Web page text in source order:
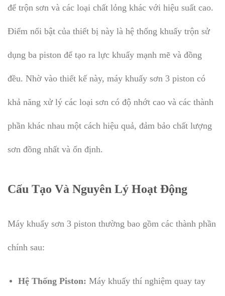
để trộn sơn và các loại chất lỏng khác với hiệu suất cao.
Điểm nổi bật của thiết bị này là hệ thống khuấy trộn sử
dụng ba piston để tạo ra lực khuấy mạnh mẽ và đồng
đều. Nhờ vào thiết kế này, máy khuấy sơn 3 piston có
khả năng xử lý các loại sơn có độ nhớt cao và các thành
phần khác nhau một cách hiệu quả, đảm bảo chất lượng
sơn đồng nhất và ổn định.
Cấu Tạo Và Nguyên Lý Hoạt Động
Máy khuấy sơn 3 piston thường bao gồm các thành phần
chính sau:
Hệ Thống Piston: Máy khuấy thí nghiệm quay tay